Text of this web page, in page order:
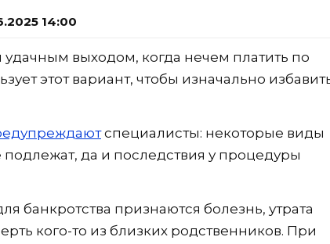
14:00
удачным выходом, когда нечем платить по
этот вариант, чтобы изначально
специалисты: некоторые виды
да и последствия у процедуры
банкротства признаются болезнь, утрата
кого-то из близких родственников. При